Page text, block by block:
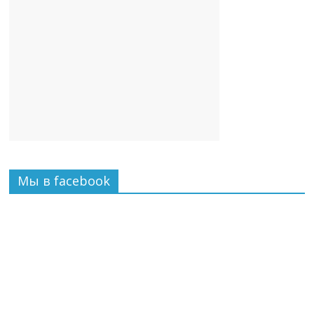
Мы в facebook